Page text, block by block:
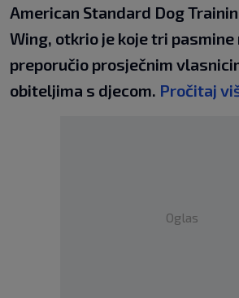
American Standard Dog
Wing, otkrio je koje tri pasmine
preporučio prosječnim
obiteljima s djecom. Pročitaj
Oglas